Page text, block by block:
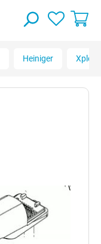
Heiniger